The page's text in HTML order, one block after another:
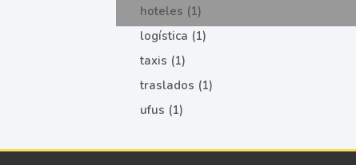
hoteles (1)
logística (1)
taxis (1)
traslados (1)
ufus (1)